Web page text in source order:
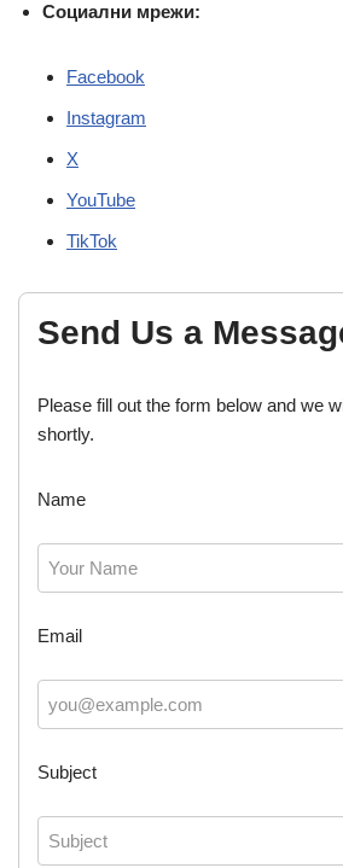
Социални мрежи:
Facebook
Instagram
X
YouTube
TikTok
Send Us a
Please fill out the form below and we
shortly.
Name
Email
Subject